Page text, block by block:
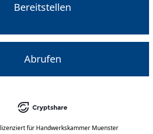
Bereitstellen
Abrufen
lizenziert für Handwerkskammer Muenster